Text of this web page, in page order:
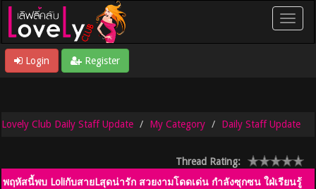
Login Register
Lovely Club Daily Staff Update My Category Daily Staff Update
Thread Rating:
พฤหัสนี้พบ LoliกับสายLสุดน่ารัก สวยงามโดดเด่น กำลังซุกซน ใฝ่เรียนรู้